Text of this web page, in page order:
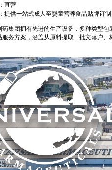
：直营
提供一站式成人至婴童营养食品贴牌订
团拥有先进的生产设备，多种类型包
服务方案，涵盖从原料提取、批文落户